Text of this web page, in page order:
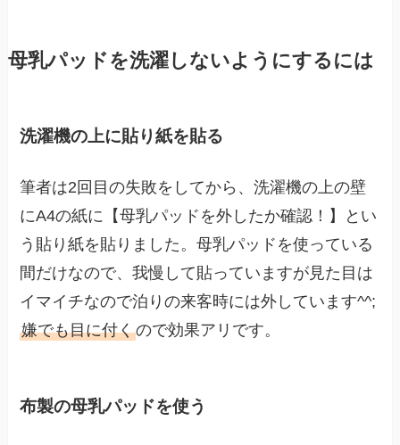
母乳パッドを洗濯しないようにするには
洗濯機の上に貼り紙を貼る
筆者は2回目の失敗をしてから、洗濯機の上の壁
にA4の紙に【母乳パッドを外したか確認！】とい
う貼り紙を貼りました。母乳パッドを使っている
間だけなので、我慢して貼っていますが見た目は
イマイチなので泊りの来客時には外しています^^;
嫌でも目に付くので効果アリです。
布製の母乳パッドを使う